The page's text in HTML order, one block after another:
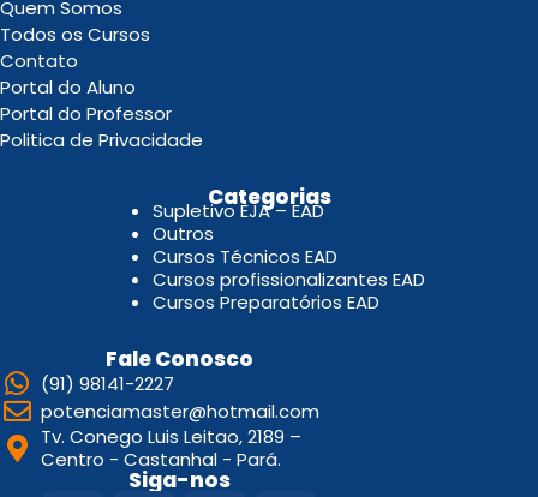
Quem Somos
Todos os Cursos
Contato
Portal do Aluno
Portal do Professor
Politica de Privacidade
Categorias
Supletivo EJA – EAD
Outros
Cursos Técnicos EAD
Cursos profissionalizantes EAD
Cursos Preparatórios EAD
Fale Conosco
(91) 98141-2227
potenciamaster@hotmail.com
Tv. Conego Luis Leitao, 2189 –
Centro - Castanhal - Pará.
Siga-nos